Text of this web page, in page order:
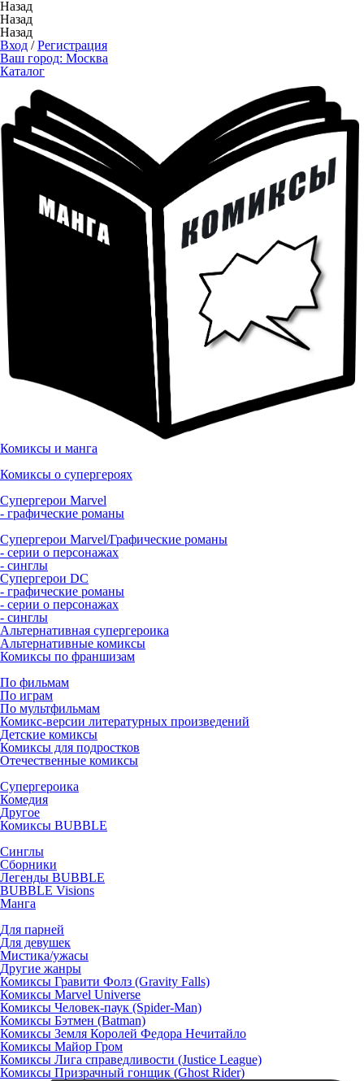
Назад
Назад
Назад
Вход /Регистрация
Ваш город: Москва
Каталог
Комиксы и манга
Комиксы о супергероях
Супергерои Marvel
- графические романы
Супергерои Marvel/Графические романы
- серии о персонажах
- синглы
Супергерои DC
- графические романы
- серии о персонажах
- синглы
Альтернативная супергероика
Альтернативные комиксы
Комиксы по франшизам
По фильмам
По играм
По мультфильмам
Комикс-версии литературных произведений
Детские комиксы
Комиксы для подростков
Отечественные комиксы
Супергероика
Комедия
Другое
Комиксы BUBBLE
Синглы
Сборники
Легенды BUBBLE
BUBBLE Visions
Манга
Для парней
Для девушек
Мистика/ужасы
Другие жанры
Комиксы Гравити Фолз (Gravity Falls)
Комиксы Marvel Universe
Комиксы Человек-паук (Spider-Man)
Комиксы Бэтмен (Batman)
Комиксы Земля Королей Федора Нечитайло
Комиксы Майор Гром
Комиксы Лига справедливости (Justice League)
Комиксы Призрачный гонщик (Ghost Rider)